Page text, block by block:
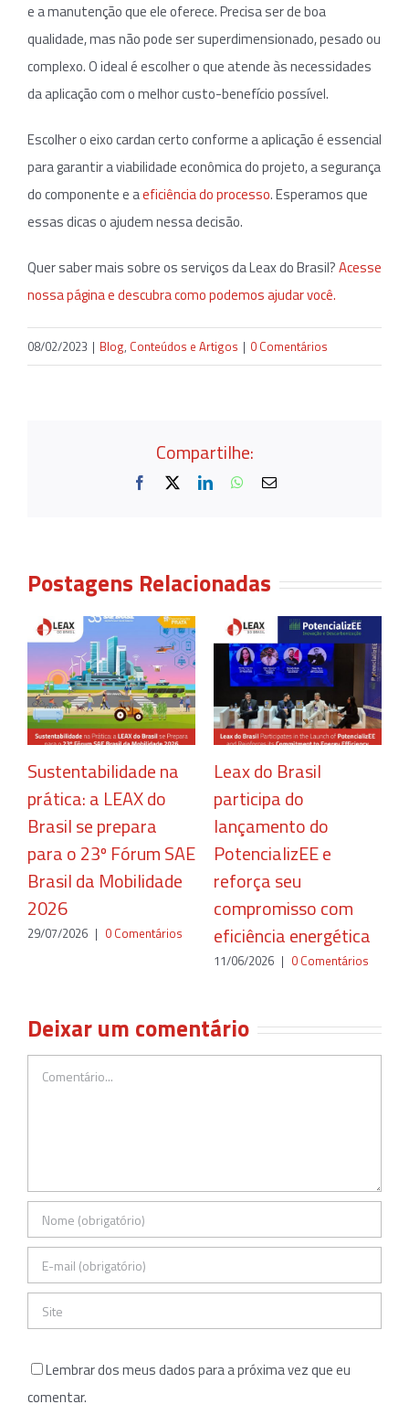
e a manutenção que ele oferece. Precisa ser de boa
qualidade, mas não pode ser superdimensionado, pesado ou
complexo. O ideal é escolher o que atende às necessidades
da aplicação com o melhor custo-benefício possível.
Escolher o eixo cardan certo conforme a aplicação é essencial
para garantir a viabilidade econômica do projeto, a segurança
do componente e aeficiência do processo. Esperamos que
essas dicas o ajudem nessa decisão.
Quer saber mais sobre os serviços da Leax do Brasil?Acesse
nossa página e descubra como podemos ajudar você.
08/02/2023 | Blog, Conteúdos e Artigos | 0 Comentários
Compartilhe:
Facebook LinkedInWhatsApp
E-
Postagens Relacionadas
Sustentabilidade na
prática: a LEAX do
Brasil se prepara
para o 23º Fórum SAE
Brasil da Mobilidade
2026
29/07/2026 | 0 Comentários
Leax do Brasil
participa do
lançamento do
PotencializEE e
reforça seu
compromisso com
eficiência energética
11/06/2026 | 0 Comentários
Deixar um comentário
Comentário
Lembrar dos meus dados para a próxima vez que eu
comentar.